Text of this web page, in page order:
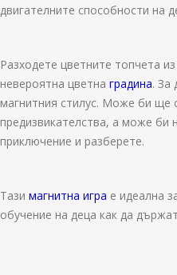
двигателните способности на
Разходете цветните топчета
невероятна цветна градина. За
магнитния стилус. Може би ще
предизвикателства, а може би
приключение и разберете.
Тази магнитна игра е идеална
обучение на деца как да